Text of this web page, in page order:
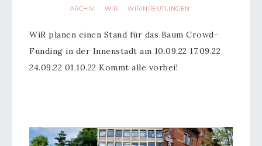
ARCHIV · WIR · WIRINREUTLINGEN
WiR planen einen Stand für das Baum Crowd-
Funding in der Innenstadt am 10.09.22 17.09.22
24.09.22 01.10.22 Kommt alle vorbei!